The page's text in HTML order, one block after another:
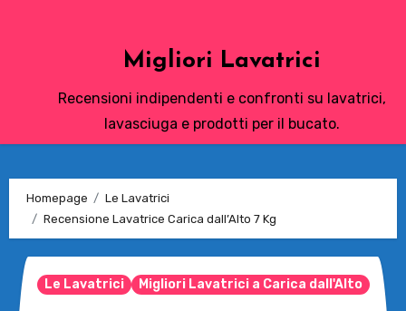
Migliori Lavatrici
Recensioni indipendenti e confronti su lavatrici,
lavasciuga e prodotti per il bucato.
Homepage
Le Lavatrici
Recensione Lavatrice Carica dall’Alto 7 Kg
Le Lavatrici Migliori Lavatrici a Carica dall'Alto